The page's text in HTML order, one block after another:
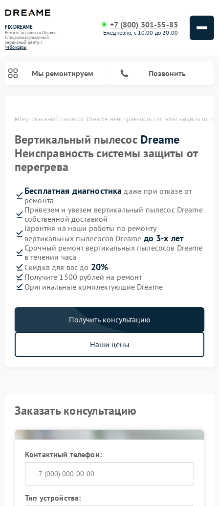
FIX-DREAME
Ремонт устройств Dreame
Специализированный
cервисный центр г.
Чебоксары
+7 (800) 301-55-83
Ежедневно, с 10:00 до 20:00
Мы ремонтируем Позвонить
Вертикальный пылесос Dreame неисправность системы защиты от
Вертикальный пылесос Dreame
Неисправность системы защиты от
перегрева
Бесплатная диагностика даже при отказе от
ремонта
Привезем и увезем вертикальный пылесос Dreame
собственной доставкой
Гарантия на наши работы по ремонту
вертикальных пылесосов Dreame до 3-х лет
Срочный ремонт вертикальных пылесосов Dreame
в течении часа
Скидка для вас до 20%
Получите 1500 рублей на ремонт
Оригинальные комплектующие Dreame
Получить консультацию
Наши цены
Заказать консультацию
Контактный телефон:
Тип устройства: